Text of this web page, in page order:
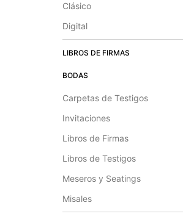
Clásico
Digital
LIBROS DE FIRMAS
BODAS
Carpetas de Testigos
Invitaciones
Libros de Firmas
Libros de Testigos
Meseros y Seatings
Misales